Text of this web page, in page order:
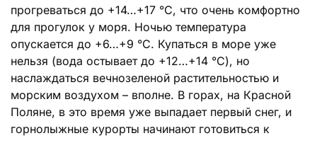
прогреваться до +14…+17 °C, что очень комфортно
для прогулок у моря. Ночью температура
опускается до +6…+9 °C. Купаться в море уже
нельзя (вода остывает до +12…+14 °C), но
наслаждаться вечнозеленой растительностью и
морским воздухом – вполне. В горах, на Красной
Поляне, в это время уже выпадает первый снег, и
горнолыжные курорты начинают готовиться к